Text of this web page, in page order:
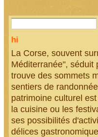
hi
La Corse, souvent
Méditerranée", séduit
trouve des sommets
sentiers de
patrimoine culturel
la cuisine ou les
ses possibilités
délices